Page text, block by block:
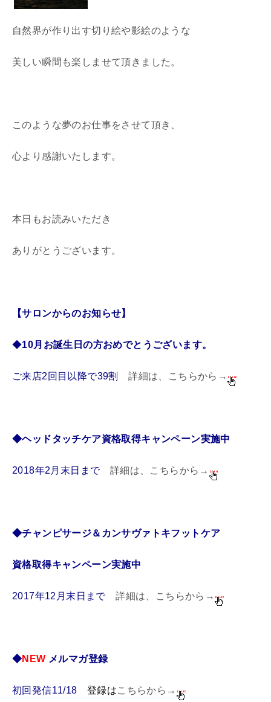
自然界が作り出す切り絵や影絵のような
美しい瞬間も楽しませて頂きました。
このような夢のお仕事をさせて頂き、
心より感謝いたします。
本日もお読みいただき
ありがとうございます。
【サロンからのお知らせ】
◆10月お誕生日の方おめでとうございます。
ご来店2回目以降で39割詳細は、こちらから→
◆ヘッドタッチケア資格取得キャンペーン実施中
2018年2月末日まで 詳細は、こちらから→
◆チャンピサージ＆カンサヴァトキフットケア
資格取得キャンペーン実施中
2017年12月末日まで詳細は、こちらから→
◆NEW メルマガ登録
初回発信11/18 登録はこちらから→